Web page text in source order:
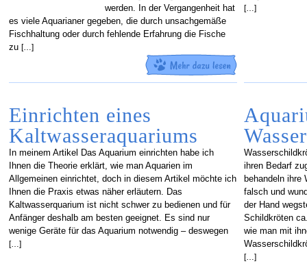
werden. In der Vergangenheit hat
es viele Aquarianer gegeben, die durch unsachgemäße
Fischhaltung oder durch fehlende Erfahrung die Fische
zu […]
[…]
Einrichten eines
Kaltwasseraquariums
In meinem Artikel Das Aquarium einrichten habe ich
Ihnen die Theorie erklärt, wie man Aquarien im
Allgemeinen einrichtet, doch in diesem Artikel möchte ich
Ihnen die Praxis etwas näher erläutern. Das
Kaltwasserquarium ist nicht schwer zu bedienen und für
Anfänger deshalb am besten geeignet. Es sind nur
wenige Geräte für das Aquarium notwendig – deswegen
[…]
ihren Bedarf
behandeln ihre
falsch und
der Hand
Schildkröten
wie man mit
[…]